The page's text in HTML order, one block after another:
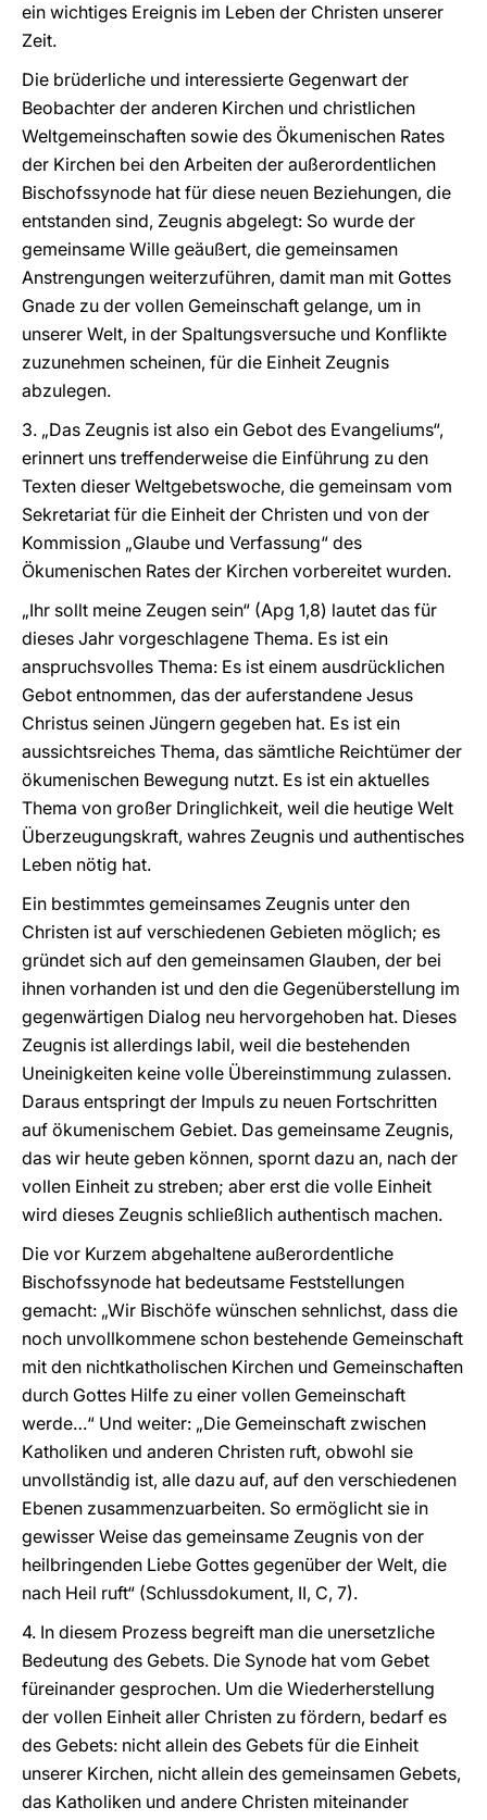
ein wichtiges Ereignis im Leben der Christen unserer
Zeit.
Die brüderliche und interessierte Gegenwart der
Beobachter der anderen Kirchen und christlichen
Weltgemeinschaften sowie des Ökumenischen Rates
der Kirchen bei den Arbeiten der außerordentlichen
Bischofssynode hat für diese neuen Beziehungen, die
entstanden sind, Zeugnis abgelegt: So wurde der
gemeinsame Wille geäußert, die gemeinsamen
Anstrengungen weiterzuführen, damit man mit Gottes
Gnade zu der vollen Gemeinschaft gelange, um in
unserer Welt, in der Spaltungsversuche und Konflikte
zuzunehmen scheinen, für die Einheit Zeugnis
abzulegen.
3. „Das Zeugnis ist also ein Gebot des Evangeliums“,
erinnert uns treffenderweise die Einführung zu den
Texten dieser Weltgebetswoche, die gemeinsam vom
Sekretariat für die Einheit der Christen und von der
Kommission „Glaube und Verfassung“ des
Ökumenischen Rates der Kirchen vorbereitet wurden.
„Ihr sollt meine Zeugen sein“ (Apg 1,8) lautet das für
dieses Jahr vorgeschlagene Thema. Es ist ein
anspruchsvolles Thema: Es ist einem ausdrücklichen
Gebot entnommen, das der auferstandene Jesus
Christus seinen Jüngern gegeben hat. Es ist ein
aussichtsreiches Thema, das sämtliche Reichtümer der
ökumenischen Bewegung nutzt. Es ist ein aktuelles
Thema von großer Dringlichkeit, weil die heutige Welt
Überzeugungskraft, wahres Zeugnis und authentisches
Leben nötig hat.
Ein bestimmtes gemeinsames Zeugnis unter den
Christen ist auf verschiedenen Gebieten möglich; es
gründet sich auf den gemeinsamen Glauben, der bei
ihnen vorhanden ist und den die Gegenüberstellung im
gegenwärtigen Dialog neu hervorgehoben hat. Dieses
Zeugnis ist allerdings labil, weil die bestehenden
Uneinigkeiten keine volle Übereinstimmung zulassen.
Daraus entspringt der Impuls zu neuen Fortschritten
auf ökumenischem Gebiet. Das gemeinsame Zeugnis,
das wir heute geben können, spornt dazu an, nach der
vollen Einheit zu streben; aber erst die volle Einheit
wird dieses Zeugnis schließlich authentisch machen.
Die vor Kurzem abgehaltene außerordentliche
Bischofssynode hat bedeutsame Feststellungen
gemacht: „Wir Bischöfe wünschen sehnlichst, dass die
noch unvollkommene schon bestehende Gemeinschaft
mit den nichtkatholischen Kirchen und Gemeinschaften
durch Gottes Hilfe zu einer vollen Gemeinschaft
werde…“ Und weiter: „Die Gemeinschaft zwischen
Katholiken und anderen Christen ruft, obwohl sie
unvollständig ist, alle dazu auf, auf den verschiedenen
Ebenen zusammenzuarbeiten. So ermöglicht sie in
gewisser Weise das gemeinsame Zeugnis von der
heilbringenden Liebe Gottes gegenüber der Welt, die
nach Heil ruft“ (Schlussdokument, II, C, 7).
4. In diesem Prozess begreift man die unersetzliche
Bedeutung des Gebets. Die Synode hat vom Gebet
füreinander gesprochen. Um die Wiederherstellung
der vollen Einheit aller Christen zu fördern, bedarf es
des Gebets: nicht allein des Gebets für die Einheit
unserer Kirchen, nicht allein des gemeinsamen Gebets,
das Katholiken und andere Christen miteinander